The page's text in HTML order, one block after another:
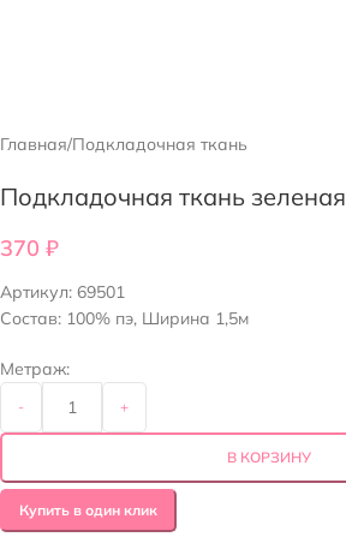
Главная/Подкладочная ткань
Подкладочная ткань зеленая
370 ₽
Артикул: 69501
Состав: 100% пэ, Ширина 1,5м
Метраж:
- +
В КОРЗИНУ
Купить в один клик